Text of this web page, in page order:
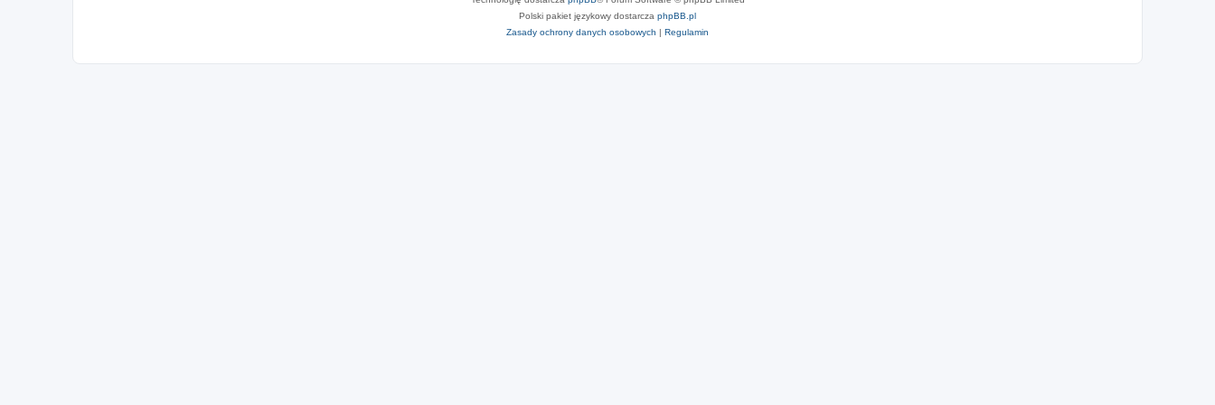
Polski pakiet językowy dostarcza phpBB.pl
Zasady ochrony danych osobowych | Regulamin